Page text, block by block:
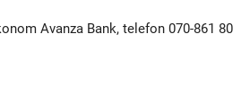
Avanza Bank, telefon 070-861 80